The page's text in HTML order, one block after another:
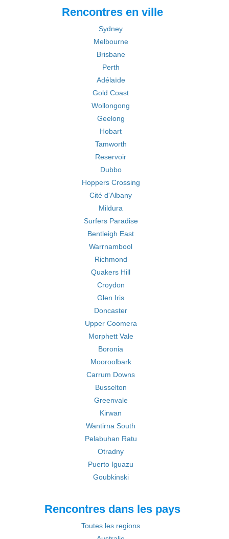
Rencontres en ville
Sydney
Melbourne
Brisbane
Perth
Adélaïde
Gold Coast
Wollongong
Geelong
Hobart
Tamworth
Reservoir
Dubbo
Hoppers Crossing
Cité d'Albany
Mildura
Surfers Paradise
Bentleigh East
Warrnambool
Richmond
Quakers Hill
Croydon
Glen Iris
Doncaster
Upper Coomera
Morphett Vale
Boronia
Mooroolbark
Carrum Downs
Busselton
Greenvale
Kirwan
Wantirna South
Pelabuhan Ratu
Otradny
Puerto Iguazu
Goubkinski
Rencontres dans les pays
Toutes les regions